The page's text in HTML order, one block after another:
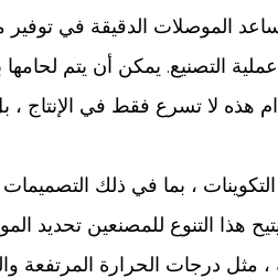
التصنيع. يمكن أن يتم لحامها
لا تسرع فقط في الإنتاج ، بل
، بما في ذلك
درجات الحرارة المرتفعة